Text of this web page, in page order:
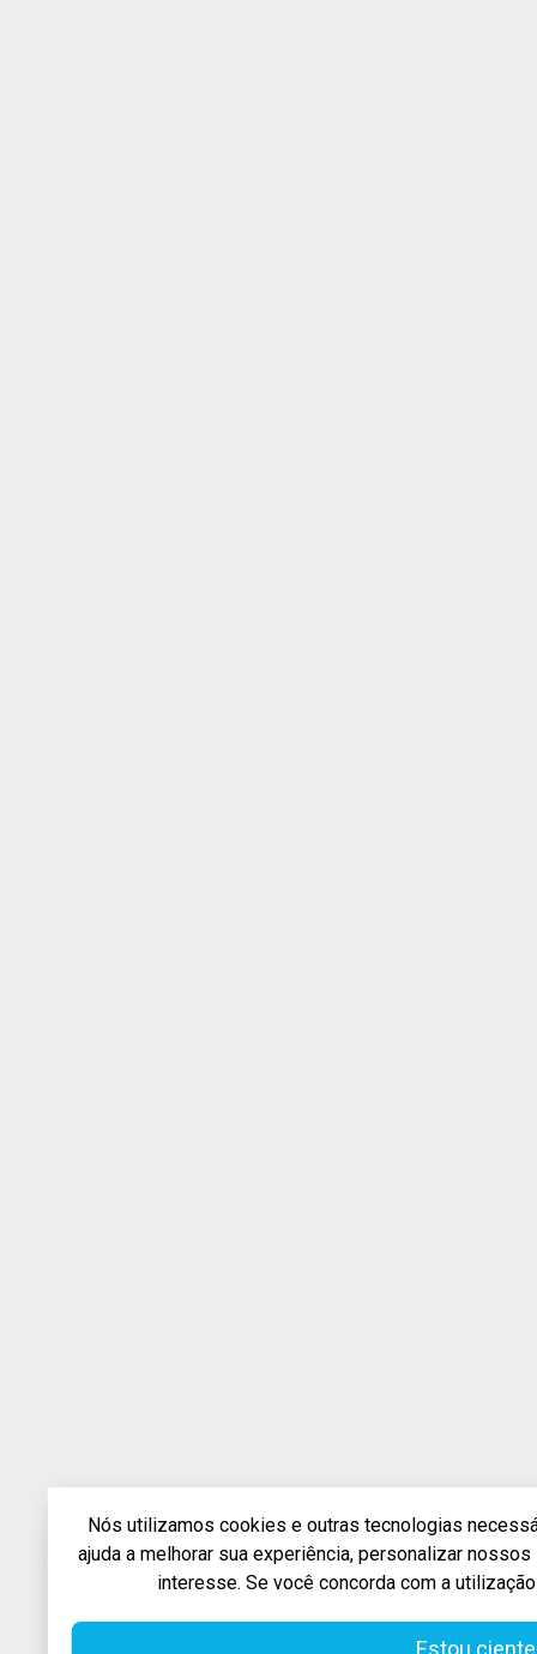
Nós utilizamos cookies e outras tecnologias
ajuda a melhorar sua experiência, personalizar
interesse. Se você concorda com a
Estou ciente